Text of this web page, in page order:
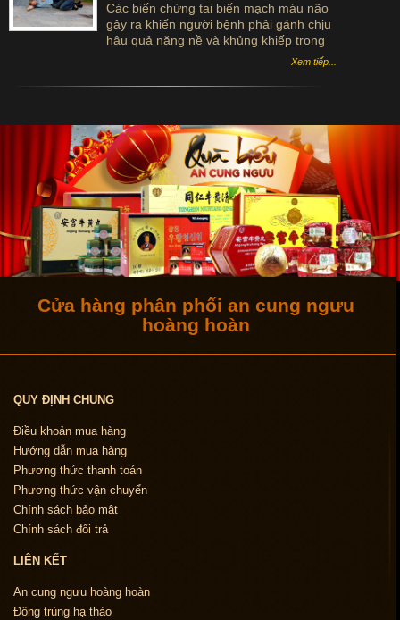
Các biến chứng tai biến mạch máu não
gây ra khiến người bệnh phải gánh chịu
hậu quả nặng nề và khủng khiếp trong
cuộc đời họ. Vậy biến chứng tai biếnXem tiếp...
Cửa hàng phân phối an cung ngưu
hoàng hoàn
QUY ĐỊNH CHUNG
Điều khoản mua hàng
Hướng dẫn mua hàng
Phương thức thanh toán
Phương thức vận chuyển
Chính sách bảo mật
Chính sách đổi trả
LIÊN KẾT
An cung ngưu hoàng hoàn
Đông trùng hạ thảo